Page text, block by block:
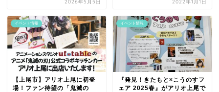
2026年5月5日 2022年1月1日
イベント情報
【上尾市】アリオ上尾に初登
場！ファン待望の「鬼滅の
イベント情報
『発見！きたもと×こうのすフ
ェア 2025春』がアリオ上尾で